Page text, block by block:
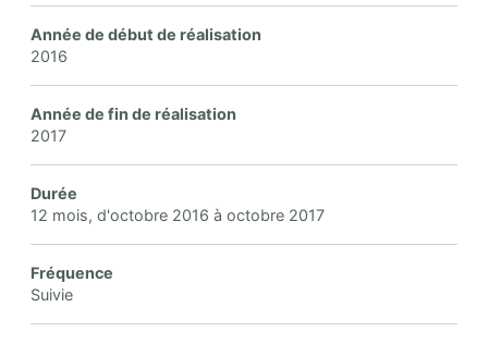
Année de début de réalisation
2016
Année de fin de réalisation
2017
Durée
12 mois, d'octobre 2016 à octobre 2017
Fréquence
Suivie